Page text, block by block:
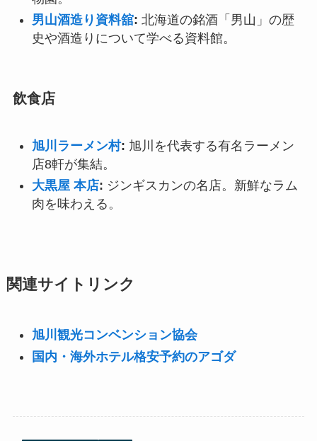
男山酒造り資料舘: 北海道の銘酒「男山」の歴
史や酒造りについて学べる資料館。
飲食店
旭川ラーメン村: 旭川を代表する有名ラーメン
店8軒が集結。
大黒屋 本店: ジンギスカンの名店。新鮮なラム
肉を味わえる。
関連サイトリンク
旭川観光コンベンション協会
国内・海外ホテル格安予約のアゴダ